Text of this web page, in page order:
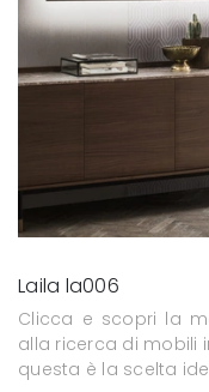
Laila la006
Clicca e scopri la
alla ricerca di mobili
questa è la scelta